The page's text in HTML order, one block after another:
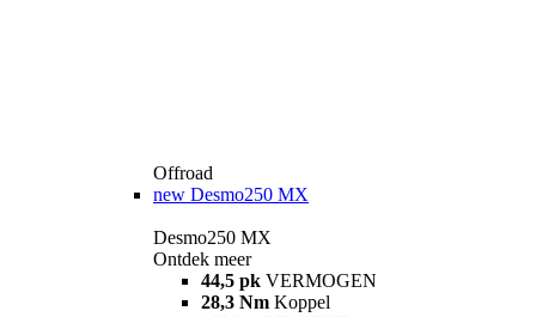
Offroad
new Desmo250 MX
Desmo250 MX
Ontdek meer
44,5 pk VERMOGEN
28,3 Nm Koppel